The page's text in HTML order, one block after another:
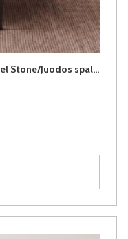
HOLBORN apvalus staliukas (Chanel Stone/Juodos spalvos kojos)